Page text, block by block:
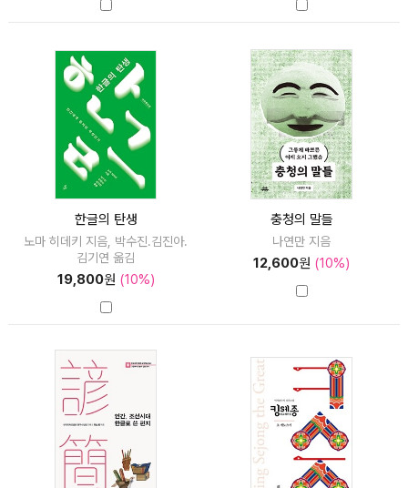
한글의 탄생
노마 히데키 지음, 박수진.김진아.
김기연 옮김
19,800원 (10%)
충청의 말들
나연만 지음
12,600원 (10%)